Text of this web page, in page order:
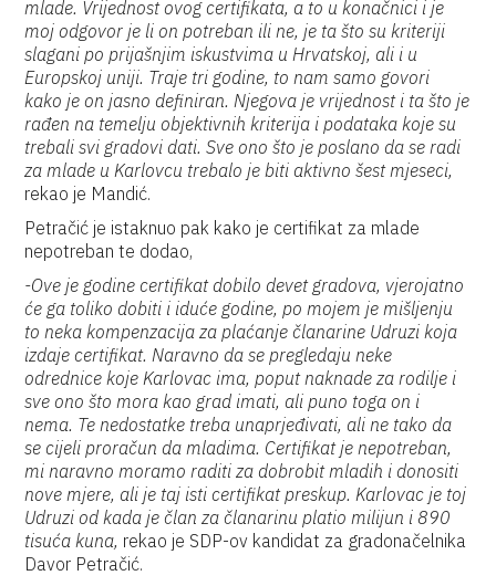
mlade. Vrijednost ovog certifikata, a to u konačnici i je
moj odgovor je li on potreban ili ne, je ta što su kriteriji
slagani po prijašnjim iskustvima u Hrvatskoj, ali i u
Europskoj uniji. Traje tri godine, to nam samo govori
kako je on jasno definiran. Njegova je vrijednost i ta što je
rađen na temelju objektivnih kriterija i podataka koje su
trebali svi gradovi dati. Sve ono što je poslano da se radi
za mlade u Karlovcu trebalo je biti aktivno šest mjeseci,
rekao je Mandić.
Petračić je istaknuo pak kako je certifikat za mlade
nepotreban te dodao,
-Ove je godine certifikat dobilo devet gradova, vjerojatno
će ga toliko dobiti i iduće godine, po mojem je mišljenju
to neka kompenzacija za plaćanje članarine Udruzi koja
izdaje certifikat. Naravno da se pregledaju neke
odrednice koje Karlovac ima, poput naknade za rodilje i
sve ono što mora kao grad imati, ali puno toga on i
nema. Te nedostatke treba unaprjeđivati, ali ne tako da
se cijeli proračun da mladima. Certifikat je nepotreban,
mi naravno moramo raditi za dobrobit mladih i donositi
nove mjere, ali je taj isti certifikat preskup. Karlovac je toj
Udruzi od kada je član za članarinu platio milijun i 890
tisuća kuna, rekao je SDP-ov kandidat za gradonačelnika
Davor Petračić.